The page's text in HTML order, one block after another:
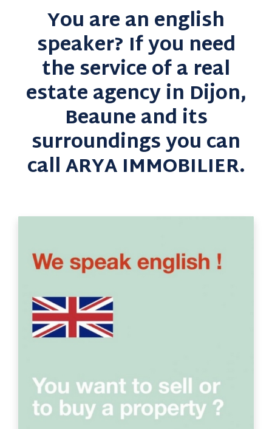
You are an english
speaker? If you need
the service of a real
estate agency in Dijon,
Beaune and its
surroundings you can
call ARYA IMMOBILIER.